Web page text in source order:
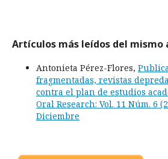
Artículos más leídos del mismo
Antonieta Pérez-Flores,
fragmentadas, revistas
contra el plan de estudios
Oral Research: Vol. 11 Núm. 6
Diciembre